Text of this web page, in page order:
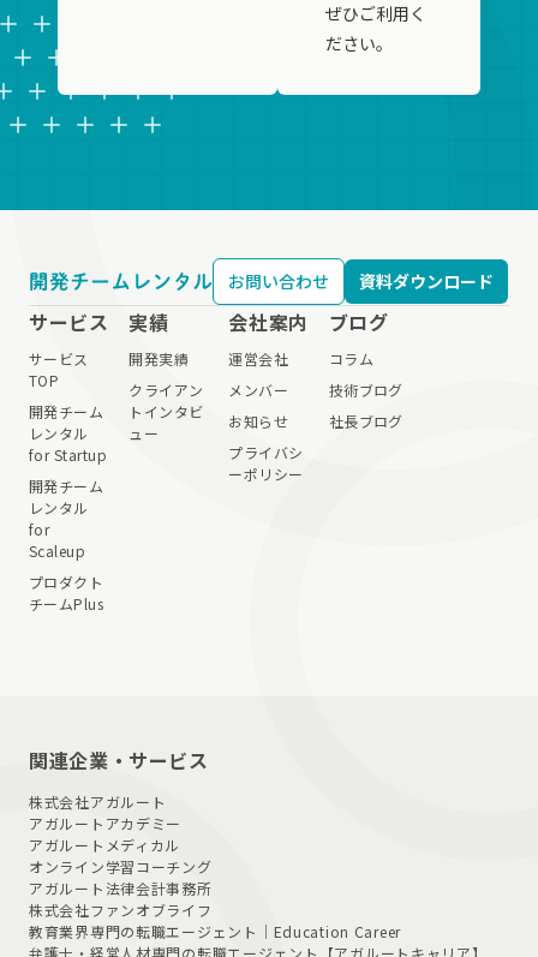
ぜひご利用く
ださい。
お問い合わせ 資料ダウンロード
サービス
サービス
TOP
開発チーム
レンタル
for Startup
開発チーム
レンタル
for
Scaleup
プロダクト
チームPlus
実績
開発実績
クライアン
トインタビ
ュー
会社案内
運営会社
メンバー
お知らせ
プライバシ
ーポリシー
ブログ
コラム
技術ブログ
社長ブログ
関連企業・サービス
株式会社アガルート
アガルートアカデミー
アガルートメディカル
オンライン学習コーチング
アガルート法律会計事務所
株式会社ファンオブライフ
教育業界専門の転職エージェント｜ Education Career
弁護士・経営人材専門の転職エージェント
【アガルートキャリア】